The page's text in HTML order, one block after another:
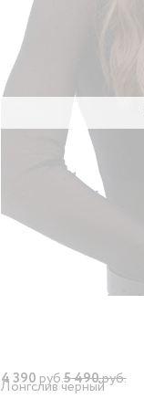
4 390 руб.5 490руб.
Лонгслив черный